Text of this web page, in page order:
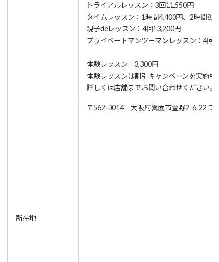
トライアルレッスン：3回11,550円
タイムレッスン：1時間4,400円、2時間
親子deレッスン：4回13,200円
プライベートマンツーマンレッスン：4回
体験レッスン：3,300円
体験レッスンは割引キャンペーンを実施中
詳しくは店舗までお問い合わせください。
所在地
〒562-0014 大阪府箕面市萱野2-6-22 フ